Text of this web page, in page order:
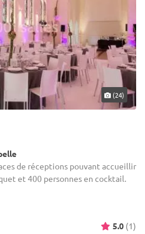
(24)
de réceptions pouvant accueillir
et 400 personnes en cocktail.
5.0 (1)